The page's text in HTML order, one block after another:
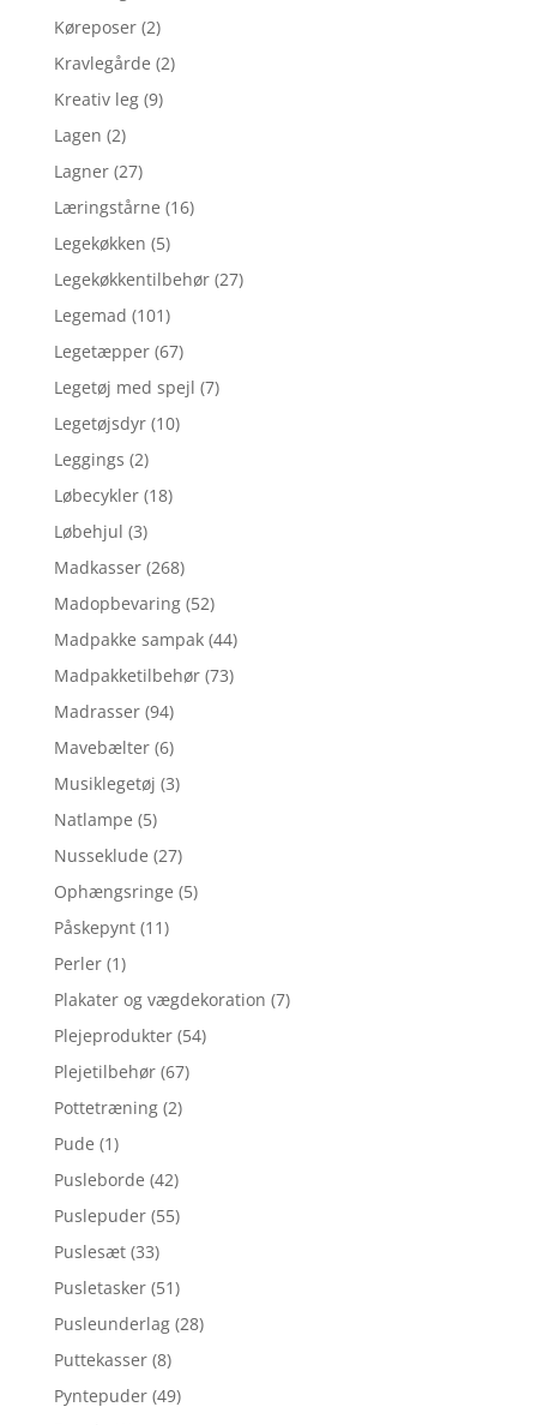
Køreposer (2)
Kravlegårde (2)
Kreativ leg (9)
Lagen (2)
Lagner (27)
Læringstårne (16)
Legekøkken (5)
Legekøkkentilbehør (27)
Legemad (101)
Legetæpper (67)
Legetøj med spejl (7)
Legetøjsdyr (10)
Leggings (2)
Løbecykler (18)
Løbehjul (3)
Madkasser (268)
Madopbevaring (52)
Madpakke sampak (44)
Madpakketilbehør (73)
Madrasser (94)
Mavebælter (6)
Musiklegetøj (3)
Natlampe (5)
Nusseklude (27)
Ophængsringe (5)
Påskepynt (11)
Perler (1)
Plakater og vægdekoration (7)
Plejeprodukter (54)
Plejetilbehør (67)
Pottetræning (2)
Pude (1)
Pusleborde (42)
Puslepuder (55)
Puslesæt (33)
Pusletasker (51)
Pusleunderlag (28)
Puttekasser (8)
Pyntepuder (49)